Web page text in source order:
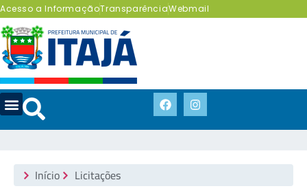
Acesso a InformaçãoTransparênciaWebmail
Início Licitações